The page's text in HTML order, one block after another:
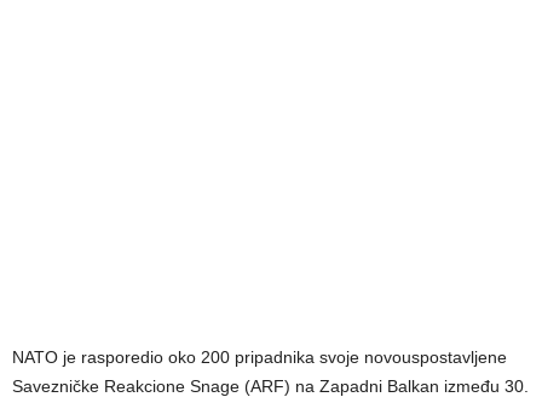
NATO je rasporedio oko 200 pripadnika svoje novouspostavljene
Savezničke Reakcione Snage (ARF) na Zapadni Balkan između 30.